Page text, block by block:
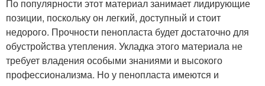
По популярности этот материал занимает лидирующие
позиции, поскольку он легкий, доступный и стоит
недорого. Прочности пенопласта будет достаточно для
обустройства утепления. Укладка этого материала не
требует владения особыми знаниями и высокого
профессионализма. Но у пенопласта имеются и